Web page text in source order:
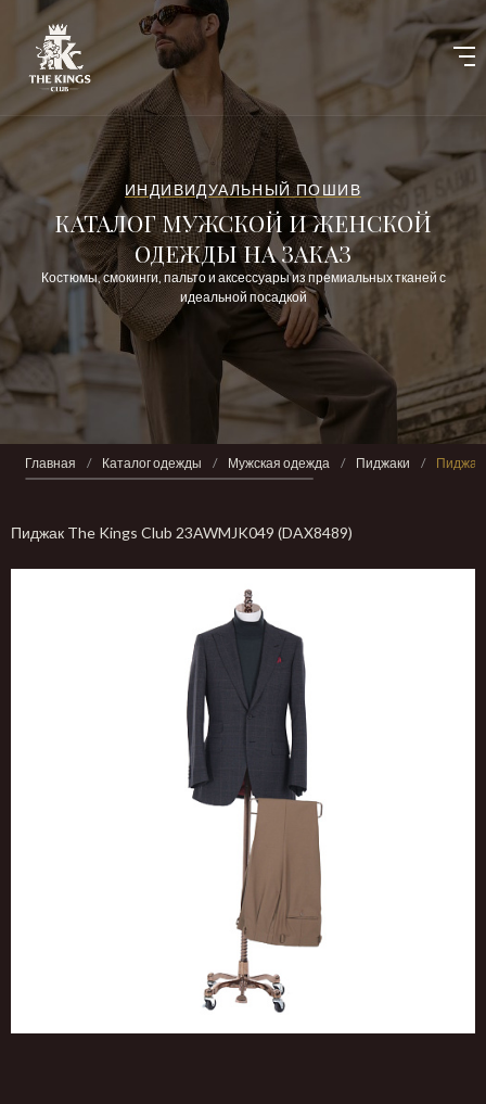
ИНДИВИДУАЛЬНЫЙ ПОШИВ
КАТАЛОГ МУЖСКОЙ И ЖЕНСКОЙ
ОДЕЖДЫ НА ЗАКАЗ
Костюмы, смокинги, пальто и аксессуары из премиальных тканей с
идеальной посадкой
Главная / Каталог одежды / Мужская одежда / Пиджаки / Пиджак
Пиджак The Kings Club 23AWMJK049 (DAX8489)